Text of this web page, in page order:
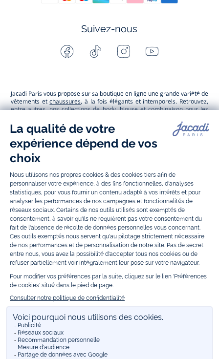
Suivez-nous
Facebook Tiktok Instagram
-
Youtube
Jacadi Paris vous propose sur sa boutique en ligne une grande variété de
vêtements etchaussures, à la fois élégants et intemporels. Retrouvez,
entre autres, nos collections de body, blouse et combinaison pour les
chaussettes et accessoires pour les
de 1 mois à 12 ans.
Découvrez nos collections mode et tendance pour filles et garçons.
Grâce àJacadi Seconde Vie, donnez une seconde vie à vos articles pour
enfants. Profitez aussi de nos collections spéciales fête de fin d’année et
trouvez des idées
Retrouvez nos idées
Bénéficiez également de prix réduits avec nos collections spéciales de
vêtements enfants en soldeset de notrecollection Outlettoute l’année.
Guettez lespromotions Prix Doux, une opération spéciale Jacadi avec
des vêtements enfant à prix tout ronds. Adhérez au programme de
Fidélité Jacadi afin de profiter desventes privées. Retrouvez la collection
Les Essentielset ses vêtements emblématiques aux couleurs de la
marque, la collectionReflexaux vêtements originaux et ludiques avec
des détails réfléchissants, la collectionSport Chicaussi innovante
qu'élégante, ainsi queles Petits tricotspour compléter le vestiaire de
bébé. Pour passer l’automne et l’hiver au chaud, Jacadi vous propose une
collection demanteaux bébé et enfantet dechaussures d'hiver. Pendant
lesJolis Jours, c’est l’occasion de retrouver la nouvelle collection Jacadi
bébé et enfant à prix doux. Un mariage, un baptême, une communion de
prévue ? Trouvez unetenue de cérémoniepour votre enfant. Retrouvez
les sacsTohana, confectionnés en partenariat avec l'Association
malgache Tohana et soutenez un projet permettant à des mamans en
situation de grande précarité d’apprendre le métier de couturière.
transmettre. Pour bien s'équiper pour la
rentrée
besoins des écoles, retrouvez unecollection uniforme
marine, gris, bleu ciel, beige et blanc pour habiller les enfants de la tête
aux pieds. Retrouvez les recommandations Jacadi pour
belles matières. Réservez en ligne, achetez en boutique avec la
réservation. Retrouvez les réponses à vos questions dans les